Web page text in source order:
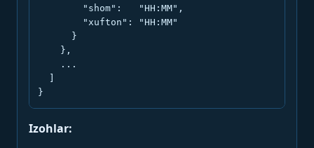
        "shom":   "HH:MM",
        "xufton": "HH:MM"
      }
    },
    ...
}
Izohlar: